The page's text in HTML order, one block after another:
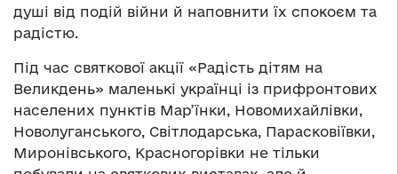
душі від подій війни й наповнити їх спокоєм та
радістю.
Під час святкової акції «Радість дітям на
Великдень» маленькі українці із прифронтових
населених пунктів Мар’їнки, Новомихайлівки,
Новолуганського, Світлодарська, Парасковіївки,
Миронівського, Красногорівки не тільки